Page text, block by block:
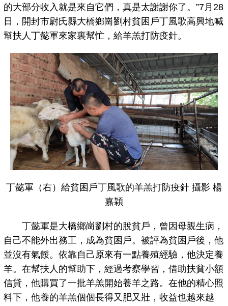
的大部分收入就是來自它們，真是太謝謝你了。”7月28
日，開封市尉氏縣大橋鄉崗劉村貧困戶丁風歌高興地喊
幫扶人丁懿軍來家裏幫忙，給羊羔打防疫針。
丁懿軍（右）給貧困戶丁風歌的羊羔打防疫針 攝影 楊
嘉穎
丁懿軍是大橋鄉崗劉村的脫貧戶，曾因母親生病，
自己不能外出務工，成為貧困戶。被評為貧困戶後，他
並沒有氣餒。依靠自己原來有一點養殖經驗，他決定養
羊。在幫扶人的幫助下，經過考察學習，借助扶貧小額
信貸，他購買了一批羊羔開始養羊之路。在他的精心照
料下，他養的羊羔個個長得又肥又壯，收益也越來越